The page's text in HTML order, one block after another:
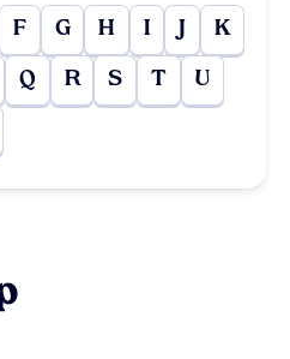
F G H I J K
Q R S T U